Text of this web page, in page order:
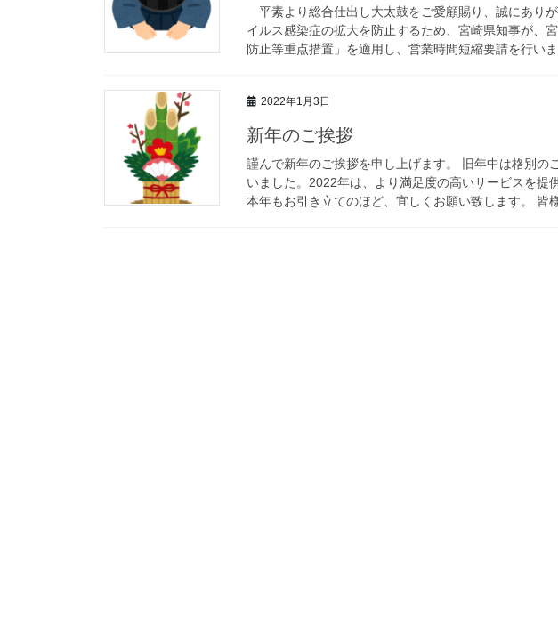
平素より総合仕出し大太鼓をご愛顧賜り、誠にあり
イルス感染症の拡大を防止するため、宮崎県知事が、
防止等重点措置」を適用し、営業時間短縮要請を行い
2022年1月3日
新年のご挨拶
謹んで新年のご挨拶を申し上げます。 旧年中は格別の
いました。2022年は、より満足度の高いサービスを提
本年もお引き立てのほど、宜しくお願い致します。 皆